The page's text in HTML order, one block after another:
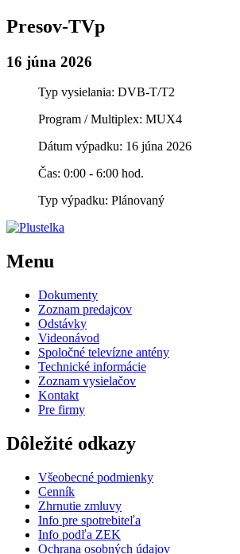
Presov-TVp
16 júna 2026
Typ vysielania: DVB-T/T2
Program / Multiplex: MUX4
Dátum výpadku: 16 júna 2026
Čas: 0:00 - 6:00 hod.
Typ výpadku: Plánovaný
Menu
Dokumenty
Zoznam predajcov
Odstávky
Videonávod
Spoločné televízne antény
Technické informácie
Zoznam vysielačov
Kontakt
Pre firmy
Dôležité odkazy
Všeobecné podmienky
Cenník
Zhrnutie zmluvy
Info pre spotrebiteľa
Info podľa ZEK
Ochrana osobných údajov